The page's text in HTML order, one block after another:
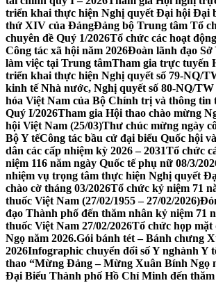
triển khai thực hiện Nghị quyết Đại hội Đại
thứ XIV của ĐảngĐảng bộ Trung tâm Tổ
chuyên đề Quý 1/2026Tổ chức các hoạt
Công tác xã hội năm 2026Đoàn lãnh đạo Sở
làm việc tại Trung tâmTham gia trực tuyến
triển khai thực hiện Nghị quyết số 79-NQ/
kinh tế Nhà nước, Nghị quyết số 80-NQ/
hóa Việt Nam của Bộ Chính trị và thông tin
Quý I/2026Tham gia Hội thao chào mừng
hội Việt Nam (25/03)Thư chúc mừng ngày
Bộ Y tếCông tác bầu cử đại biểu Quốc hội
dân các cấp nhiệm kỳ 2026 – 2031Tổ chức
niệm 116 năm ngày Quốc tế phụ nữ 08/3/
nhiệm vụ trọng tâm thực hiện Nghị quyết
chào cờ tháng 03/2026Tổ chức kỷ niệm 71
thuốc Việt Nam (27/02/1955 – 27/02/2026)
đạo Thành phố đến thăm nhân kỷ niệm 71
thuốc Việt Nam 27/02/2026Tổ chức họp
Ngọ năm 2026.Gói bánh tét – Bánh chưng
2026Infographic chuyển đổi số Y nghành Y
thao “Mừng Đảng – Mừng Xuân Bính Ngọ
Đại Biểu Thành phố Hồ Chí Minh đến